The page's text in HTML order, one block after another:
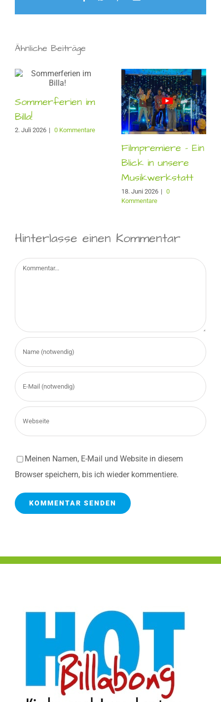
Ähnliche Beiträge
Sommerferien im
Billa!
2. Juli 2026 | 0 Kommentare
Filmpremiere – Ein
Blick in unsere
Musikwerkstatt
18. Juni 2026 | 0
Kommentare
Hinterlasse einen Kommentar
Kommentar
Meinen Namen, E-Mail und Website in diesem
Browser speichern, bis ich wieder kommentiere.